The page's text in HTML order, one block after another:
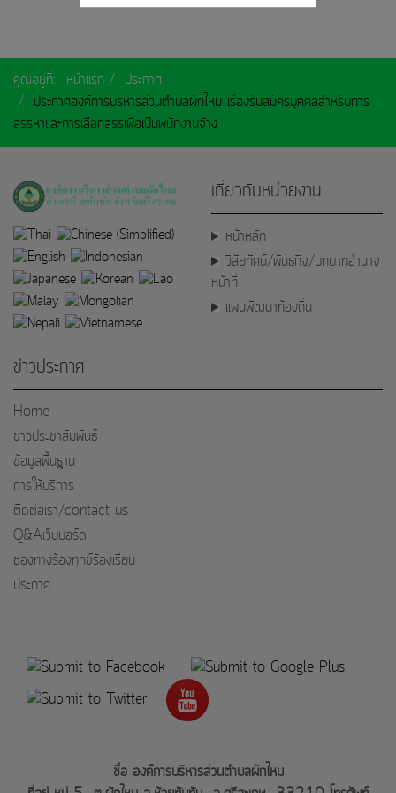
คุณอยู่ที่: หน้าแรก
ประกาศ
ประกาศองค์การบริหารส่วนตำบลผักไหม เรื่องรับสมัครบุคคลสำหรับการ
สรรหาและการเลือกสรรเพื่อเป็นพนักงานจ้าง
เกี่ยวกับหน่วยงาน
หน้าหลัก
วิสัยทัศน์/พันธกิจ/บทบาทอำนาจ
หน้าที่
แผนพัฒนาท้องถิ่น
ข่าวประกาศ
Home
ข่าวประชาสัมพันธ์
ข้อมูลพื้นฐาน
การให้บริการ
ติดต่อเรา/contact us
Q&Aเว็บบอร์ด
ช่องทางร้องทุกข์ร้องเรียน
ประกาศ
ชื่อ องค์การบริหารส่วนตำบลผักไหม